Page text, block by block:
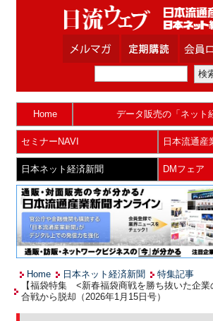
Home データ販売の「ネット
セミナーNAVI 日本流通産
日本ネット経済新聞 DMフェア
Home 日本ネット経済新聞
特集記事
【福袋特集 <新春福袋商戦を勝ち抜いた企業
合戦から脱却（2026年1月15日号）